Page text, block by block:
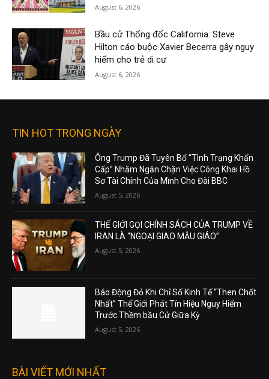
August 6, 2026
Bầu cử Thống đốc California: Steve
Hilton cáo buộc Xavier Becerra gây nguy
hiểm cho trẻ di cư
August 6, 2026
TIN HOT TRONG NGÀY
Ông Trump Đã Tuyên Bố “Tình Trạng Khẩn
Cấp” Nhằm Ngăn Chặn Việc Công Khai Hồ
Sơ Tài Chính Của Mình Cho Đài BBC
August 5, 2026
THẾ GIỚI GỌI CHÍNH SÁCH CỦA TRUMP VỀ
IRAN LÀ “NGOẠI GIAO MẪU GIÁO”
August 5, 2026
Báo Động Đỏ Khi Chỉ Số Kinh Tế “Then Chốt
Nhất” Thế Giới Phát Tín Hiệu Nguy Hiểm
Trước Thềm bầu Cử Giữa Kỳ
August 5, 2026
BÀI VIẾT MỚI NHẤT